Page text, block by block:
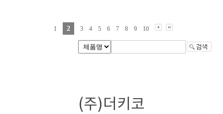
1 2 3 4 5 6 7 8 9 10
(주)더키코